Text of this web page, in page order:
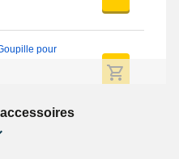
pour
Long Montre